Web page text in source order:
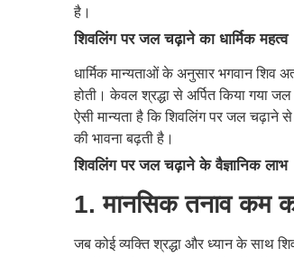
है।
शिवलिंग पर जल चढ़ाने का धार्मिक महत्व
धार्मिक मान्यताओं के अनुसार भगवान
होती। केवल श्रद्धा से अर्पित किया गया
ऐसी मान्यता है कि शिवलिंग पर जल चढ़ाने
की भावना बढ़ती है।
शिवलिंग पर जल चढ़ाने के वैज्ञानिक लाभ
1. मानसिक तनाव कम
जब कोई व्यक्ति श्रद्धा और ध्यान के साथ